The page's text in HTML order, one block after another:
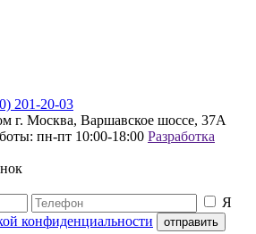
201-20-03
г. Москва, Варшавское шоссе, 37А
пн-пт 10:00-18:00 Разработка
Я
конфиденциальности